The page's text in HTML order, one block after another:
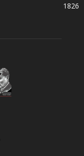
1826